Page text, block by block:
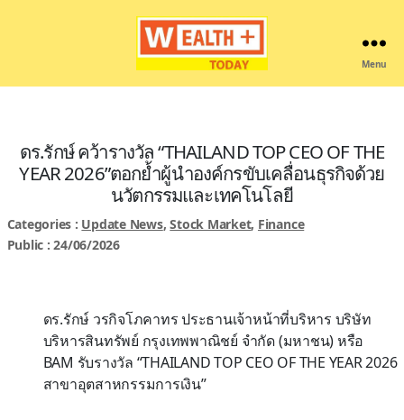
Menu
ดร.รักษ์ คว้ารางวัล “THAILAND TOP CEO OF THE
YEAR 2026”ตอกย้ำผู้นำองค์กรขับเคลื่อนธุรกิจด้วย
นวัตกรรมและเทคโนโลยี
Categories : Update News,Stock Market, Finance
Public : 24/06/2026
ดร.รักษ์ วรกิจโภคาทร ประธานเจ้าหน้าที่บริหาร บริษัท
บริหารสินทรัพย์ กรุงเทพพาณิชย์ จำกัด (มหาชน) หรือ
BAM รับรางวัล “THAILAND TOP CEO OF THE YEAR 2026
สาขาอุตสาหกรรมการเงิน”